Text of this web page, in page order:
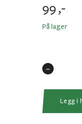
99,-
På lager
-
Legg i